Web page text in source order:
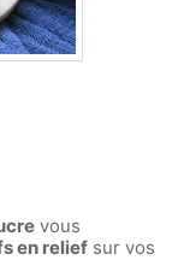
vous
en relief sur vos